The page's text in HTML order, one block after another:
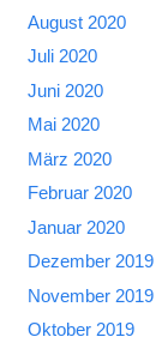
August 2020
Juli 2020
Juni 2020
Mai 2020
März 2020
Februar 2020
Januar 2020
Dezember 2019
November 2019
Oktober 2019